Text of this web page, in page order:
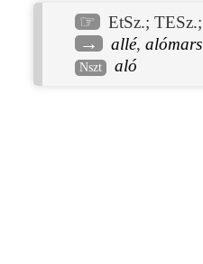
☞ EtSz.; TESz.;
→ allé, alómars
Nszt aló